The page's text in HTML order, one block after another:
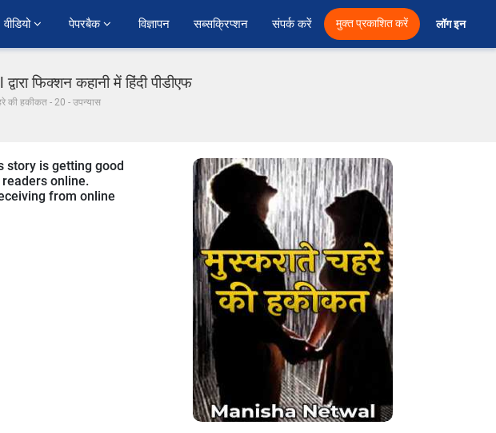
वीडियो पेपरबैक विज्ञापन सब्सक्रिप्शन संपर्क करें मुक्त प्रकाशित करें लॉग इन
फिक्शन कहानी में हिंदी पीडीएफ
की हकीकत - 20 - उपन्यास
story is getting good
online.
from online